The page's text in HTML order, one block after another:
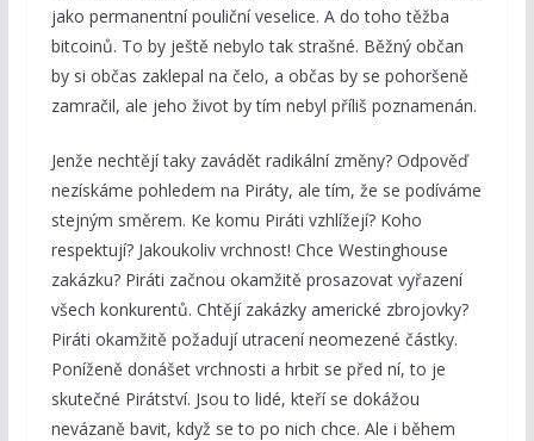
jako permanentní pouliční veselice. A do toho těžba
bitcoinů. To by ještě nebylo tak strašné. Běžný občan
by si občas zaklepal na čelo, a občas by se pohoršeně
zamračil, ale jeho život by tím nebyl příliš poznamenán.
Jenže nechtějí taky zavádět radikální změny? Odpověď
nezískáme pohledem na Piráty, ale tím, že se podíváme
stejným směrem. Ke komu Piráti vzhlížejí? Koho
respektují? Jakoukoliv vrchnost! Chce Westinghouse
zakázku? Piráti začnou okamžitě prosazovat vyřazení
všech konkurentů. Chtějí zakázky americké zbrojovky?
Piráti okamžitě požadují utracení neomezené částky.
Poníženě donášet vrchnosti a hrbit se před ní, to je
skutečné Pirátství. Jsou to lidé, kteří se dokážou
nevázaně bavit, když se to po nich chce. Ale i během